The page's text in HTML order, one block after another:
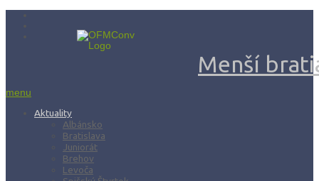
Menší
menu
Aktuality
Albánsko
Bratislava
Juniorát
Brehov
Levoča